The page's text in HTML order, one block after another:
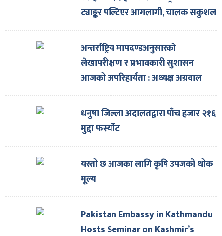
ट्याङ्कर पल्टिएर आगलागी, चालक सकुशल
अन्तर्राष्ट्रिय मापदण्डअनुसारको
लेखापरीक्षण र प्रभावकारी सुशासन
आजको अपरिहार्यता : अध्यक्ष अग्रवाल
धनुषा जिल्ला अदालतद्वारा पाँच हजार २१६
मुद्दा फर्स्योट
यस्तो छ आजका लागि कृषि उपजको थोक
मूल्य
Pakistan Embassy in Kathmandu
Hosts Seminar on Kashmir’s